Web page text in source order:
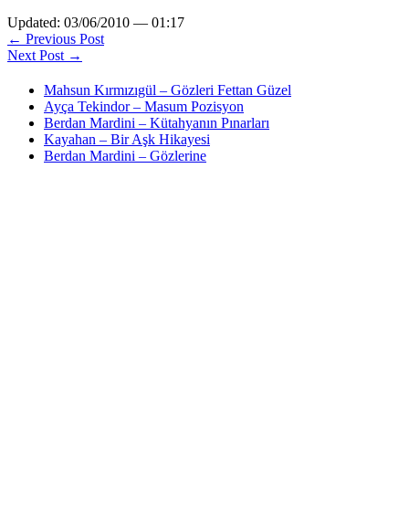
Updated: 03/06/2010 — 01:17
← Previous Post
Next Post →
Mahsun Kırmızıgül – Gözleri Fettan Güzel
Ayça Tekindor – Masum Pozisyon
Berdan Mardini – Kütahyanın Pınarları
Kayahan – Bir Aşk Hikayesi
Berdan Mardini – Gözlerine